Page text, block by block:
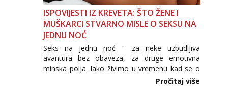
ISPOVIJESTI IZ KREVETA: ŠTO ŽENE I
MUŠKARCI STVARNO MISLE O SEKSU NA
JEDNU NOĆ
Seks na jednu noć – za neke uzbudljiva
avantura bez obaveza, za druge emotivna
minska polja. Iako živimo u vremenu kad se o
seksu govori otvorenije nego ikad, tema „jedne
noći strasti“ i dalje izaziva burne rasprave. Što
Pročitaj više